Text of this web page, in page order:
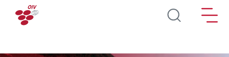
Direkt zum Inhalt